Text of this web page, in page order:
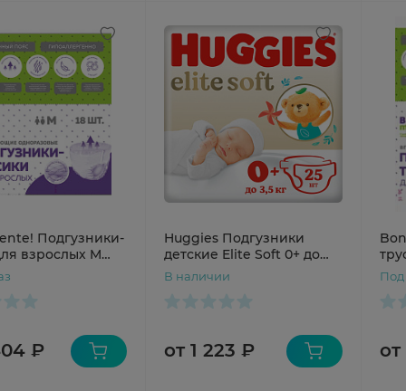
Подгузники-
взрослых M
₽
Huggies Подгузники
детские Elite Soft 0+ до
3,5кг N25
В наличии
от 1 223 ₽
№16
Под
от